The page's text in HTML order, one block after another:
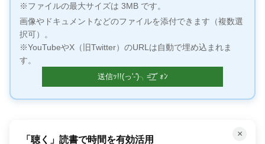
※ファイルの最大サイズは 3MB です。
画像やドキュメントなどのファイルを添付できます（複数選
択可）。
※YouTubeやX（旧Twitter）のURLは自動で埋め込まれま
す。
×
「聴く」読書で時間を有効活用